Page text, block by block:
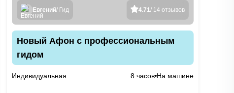
4.71/ 14 отзывов
Евгений/ Гид
Новый Афон с профессиональным
гидом
Индивидуальная 8 часов На машине